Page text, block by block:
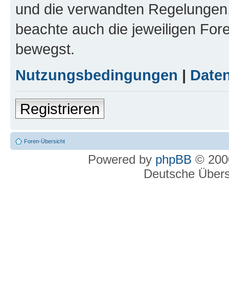
und die verwandten
beachte auch die jeweiligen
bewegst.
Nutzungsbedingungen |
Registrieren
Foren-Übersicht
Powered by phpBB ©
Deutsche